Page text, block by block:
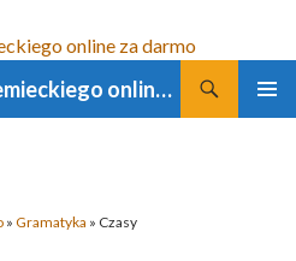
Nauka angielskiego i niemieckiego online za darmo
» Gramatyka » Czasy